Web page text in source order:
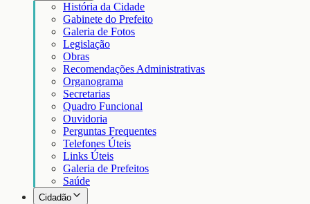
História da Cidade
Gabinete do Prefeito
Galeria de Fotos
Legislação
Obras
Recomendações Administrativas
Organograma
Secretarias
Quadro Funcional
Ouvidoria
Perguntas Frequentes
Telefones Úteis
Links Úteis
Galeria de Prefeitos
Saúde
Cidadão